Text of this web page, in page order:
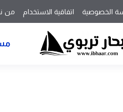
الخصوصية اتفاقية الاستخدام من